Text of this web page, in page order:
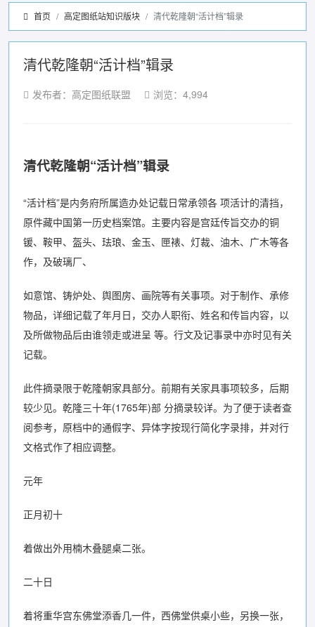
首页 高定图纸站知识版块 清代乾隆朝“活计档”辑录
清代乾隆朝“活计档”辑录
发布者：高定图纸联盟 浏览：4,994
清代乾隆朝“活计档”辑录
“活计档”是内务府所属造办处记载日常承领各 项活计的清挡，
原件藏中国第一历史档案馆。主要内容是宫廷传旨交办的铜
锾、鞍甲、盔头、珐琅、金玉、匣裱、灯裁、油木、广木等各
作，及破璃厂、
如意馆、铸炉处、舆图房、画院等有关事项。对于制作、承修
物品，详细记载了年月日，交办人职衔、姓名和传旨内容，以
及所做物品后由谁领走或进呈 等。行文及记事录中亦时见有关
记载。
此件摘录限于乾隆朝家具部分。前期有关家具事项较多，后期
较少见。乾隆三十年(1765年)部 分摘录较详。为了便于读者查
阅参考，原档中的通假字、异体字按现行简化字录排，并对行
文格式作了相应调整。
元年
正月初十
着做出外用楠木叠腿桌二张。
二十日
着将重华宫东佛堂添香几一件，西佛堂供桌小些，另换一张，